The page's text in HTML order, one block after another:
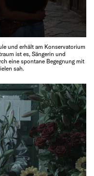
und erhält am Konservatorium
ist es, Sängerin und
eine spontane Begegnung mit
sah.